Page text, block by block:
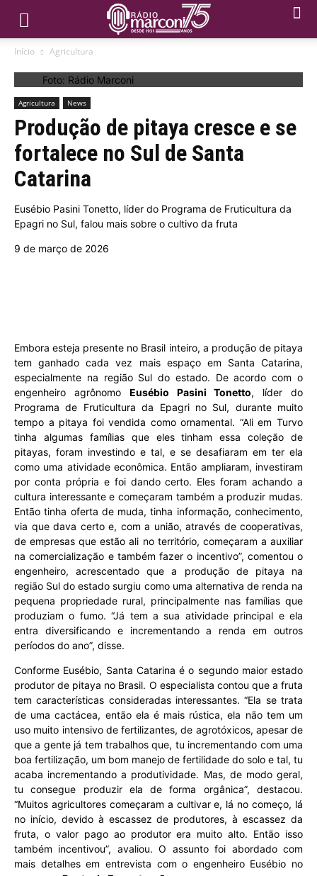
Início Agricultura
Foto: Rádio Marconi
Agricultura News
Produção de pitaya cresce e se
fortalece no Sul de Santa
Catarina
Eusébio Pasini Tonetto, líder do Programa de Fruticultura da
Epagri no Sul, falou mais sobre o cultivo da fruta
9 de março de 2026
Embora esteja presente no Brasil inteiro, a produção de pitaya
tem ganhado cada vez mais espaço em Santa Catarina,
especialmente na região Sul do estado. De acordo com o
engenheiro agrônomo Eusébio Pasini Tonetto, líder do
Programa de Fruticultura da Epagri no Sul, durante muito
tempo a pitaya foi vendida como ornamental. “Ali em Turvo
tinha algumas famílias que eles tinham essa coleção de
pitayas, foram investindo e tal, e se desafiaram em ter ela
como uma atividade econômica. Então ampliaram, investiram
por conta própria e foi dando certo. Eles foram achando a
cultura interessante e começaram também a produzir mudas.
Então tinha oferta de muda, tinha informação, conhecimento,
via que dava certo e, com a união, através de cooperativas,
de empresas que estão ali no território, começaram a auxiliar
na comercialização e também fazer o incentivo”, comentou o
engenheiro, acrescentado que a produção de pitaya na
região Sul do estado surgiu como uma alternativa de renda na
pequena propriedade rural, principalmente nas famílias que
produziam o fumo. “Já tem a sua atividade principal e ela
entra diversificando e incrementando a renda em outros
períodos do ano”, disse.
Conforme Eusébio, Santa Catarina é o segundo maior estado
produtor de pitaya no Brasil. O especialista contou que a fruta
tem características consideradas interessantes. “Ela se trata
de uma cactácea, então ela é mais rústica, ela não tem um
uso muito intensivo de fertilizantes, de agrotóxicos, apesar de
que a gente já tem trabalhos que, tu incrementando com uma
boa fertilização, um bom manejo de fertilidade do solo e tal, tu
acaba incrementando a produtividade. Mas, de modo geral,
tu consegue produzir ela de forma orgânica”, destacou.
“Muitos agricultores começaram a cultivar e, lá no começo, lá
no início, devido à escassez de produtores, à escassez da
fruta, o valor pago ao produtor era muito alto. Então isso
também incentivou”, avaliou. O assunto foi abordado com
mais detalhes em entrevista com o engenheiro Eusébio no